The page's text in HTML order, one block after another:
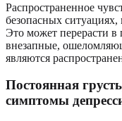
Распространенное
безопасных
Это может перерасти в
внезапные,
являются
Постоянная
симптомы